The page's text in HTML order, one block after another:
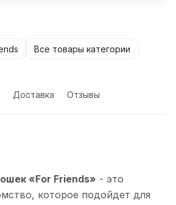
Все товары категории
Доставка Отзывы
«For Friends» - это
которое подойдет для